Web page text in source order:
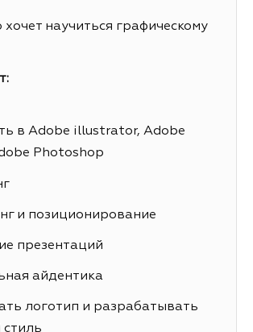
хочет научиться графическому
в Adobe illustrator, Adobe
Photoshop
и позиционирование
презентаций
айдентика
логотип и разрабатывать